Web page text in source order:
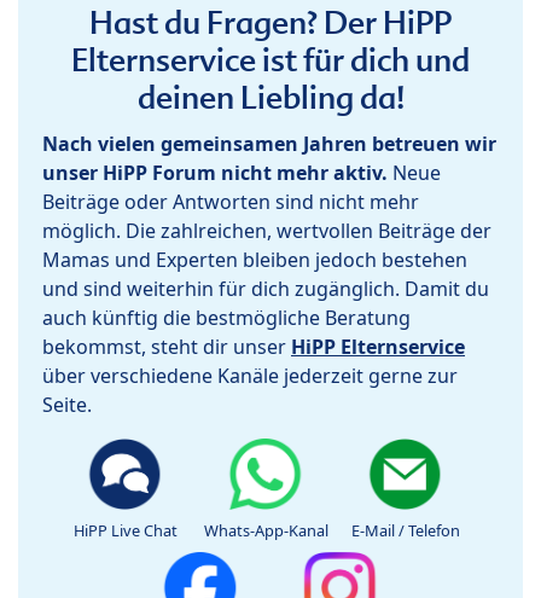
Hast du Fragen? Der HiPP
Elternservice ist für dich und
deinen Liebling da!
Nach vielen gemeinsamen Jahren betreuen wir
unser HiPP Forum nicht mehr aktiv. Neue
Beiträge oder Antworten sind nicht mehr
möglich. Die zahlreichen, wertvollen Beiträge der
Mamas und Experten bleiben jedoch bestehen
und sind weiterhin für dich zugänglich. Damit du
auch künftig die bestmögliche Beratung
bekommst, steht dir unser HiPP Elternservice
über verschiedene Kanäle jederzeit gerne zur
Seite.
HiPP Live Chat Whats-App-Kanal E-Mail / Telefon